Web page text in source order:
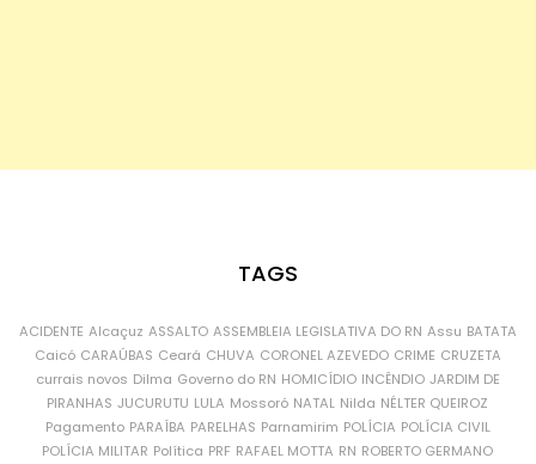
TAGS
ACIDENTE Alcaçuz ASSALTO ASSEMBLEIA LEGISLATIVA DO RN Assu BATATA
Caicó CARAÚBAS Ceará CHUVA CORONEL AZEVEDO CRIME CRUZETA
currais novos Dilma Governo do RN HOMICÍDIO INCÊNDIO JARDIM DE
PIRANHAS JUCURUTU LULA Mossoró NATAL Nilda NÉLTER QUEIROZ
Pagamento PARAÍBA PARELHAS Parnamirim POLÍCIA POLÍCIA CIVIL
POLÍCIA MILITAR Política PRF RAFAEL MOTTA RN ROBERTO GERMANO